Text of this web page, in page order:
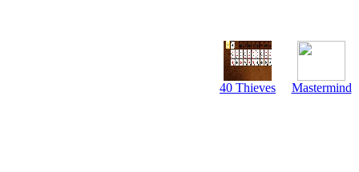
40 Thieves Mastermind